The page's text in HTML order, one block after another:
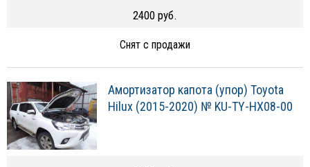
2400 руб.
Снят с продажи
Амортизатор капота (упор) Toyota
Hilux (2015-2020) № KU-TY-HX08-00